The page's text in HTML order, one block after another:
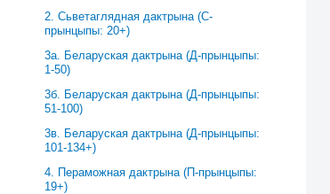
2. Сьветаглядная дактрына (С-
прынцыпы: 20+)
3a. Беларуская дактрына (Д-прынцыпы:
1-50)
3б. Беларуская дактрына (Д-прынцыпы:
51-100)
3в. Беларуская дактрына (Д-прынцыпы:
101-134+)
4. Пераможная дактрына (П-прынцыпы:
19+)